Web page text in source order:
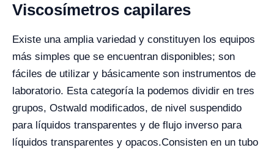
Viscosímetros capilares
Existe una amplia variedad y constituyen los equipos
más simples que se encuentran disponibles; son
fáciles de utilizar y básicamente son instrumentos de
laboratorio. Esta categoría la podemos dividir en tres
grupos, Ostwald modificados, de nivel suspendido
para líquidos transparentes y de flujo inverso para
líquidos transparentes y opacos.Consisten en un tubo